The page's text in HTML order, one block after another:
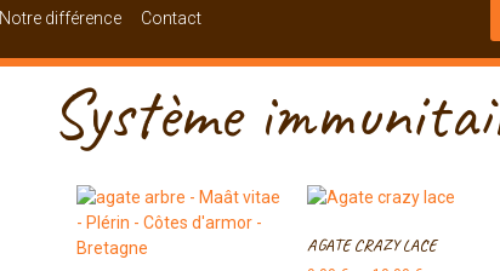
Notre différence Contact
Système
AGATE CRAZY LACE